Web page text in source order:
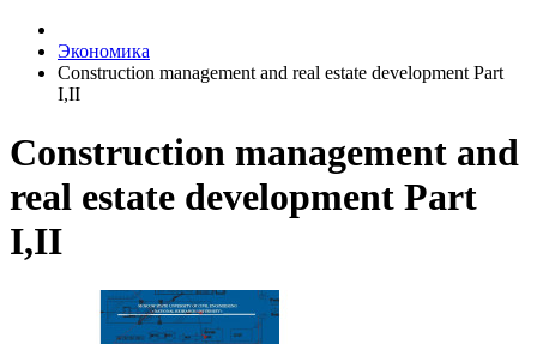
Экономика
Construction management and real estate development Part
I,II
Construction management and
real estate development Part
I,II